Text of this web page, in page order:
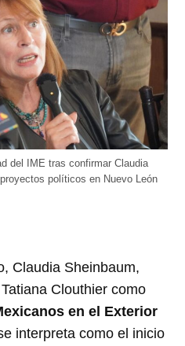
del IME tras confirmar Claudia
políticos en Nuevo León
Claudia Sheinbaum,
Clouthier como
en el Exterior
interpreta como el inicio